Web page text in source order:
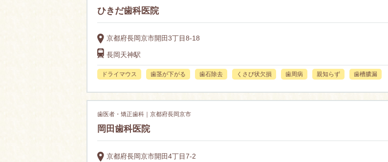
ひきだ歯科医院
京都府長岡京市開田3丁目8-18
長岡天神駅
ドライマウス 歯茎が下がる 歯石除去 くさび状欠損 歯周病 親知らず 歯槽膿漏
歯医者・矯正歯科｜京都府長岡京市
岡田歯科医院
京都府長岡京市開田4丁目7-2